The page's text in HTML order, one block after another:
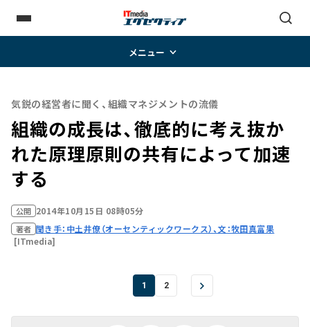
メニュー
気鋭の経営者に聞く、組織マネジメントの流儀
組織の成長は、徹底的に考え抜か
れた原理原則の共有によって加速
する
公開 2014年10月15日 08時05分
著者 聞き手：中土井僚（オーセンティックワークス）、文：牧田真富果
[ITmedia]
1 2